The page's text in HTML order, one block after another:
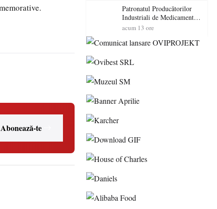
Abonează-te
Patronatul Producătorilor
Industriali de Medicamente
din România (PRIMER):
energie electrică a fabricilor
pericol accesul pacienților la
acum 13 ore